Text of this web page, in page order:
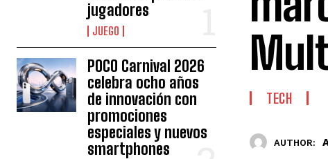
jugadores
JUEGO
POCO Carnival 2026
celebra ocho años
de innovación con
promociones
especiales y nuevos
smartphones
TECH
AUTHOR: